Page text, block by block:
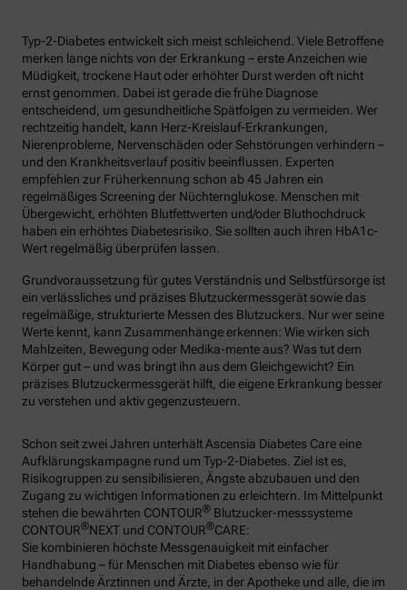
Typ-2-Diabetes entwickelt sich meist schleichend. Viele Betroffene
merken lange nichts von der Erkrankung – erste Anzeichen wie
Müdigkeit, trockene Haut oder erhöhter Durst werden oft nicht
ernst genommen. Dabei ist gerade die frühe Diagnose
entscheidend, um gesundheitliche Spätfolgen zu vermeiden. Wer
rechtzeitig handelt, kann Herz-Kreislauf-Erkrankungen,
Nierenprobleme, Nervenschäden oder Sehstörungen verhindern –
und den Krankheitsverlauf positiv beeinflussen. Experten
empfehlen zur Früherkennung schon ab 45 Jahren ein
regelmäßiges Screening der Nüchternglukose. Menschen mit
Übergewicht, erhöhten Blutfettwerten und/oder Bluthochdruck
haben ein erhöhtes Diabetesrisiko. Sie sollten auch ihren HbA1c-
Wert regelmäßig überprüfen lassen.
Grundvoraussetzung für gutes Verständnis und Selbstfürsorge ist
ein verlässliches und präzises Blutzuckermessgerät sowie das
regelmäßige, strukturierte Messen des Blutzuckers. Nur wer seine
Werte kennt, kann Zusammenhänge erkennen: Wie wirken sich
Mahlzeiten, Bewegung oder Medika-mente aus? Was tut dem
Körper gut – und was bringt ihn aus dem Gleichgewicht? Ein
präzises Blutzuckermessgerät hilft, die eigene Erkrankung besser
zu verstehen und aktiv gegenzusteuern.
Schon seit zwei Jahren unterhält Ascensia Diabetes Care eine
Aufklärungskampagne rund um Typ-2-Diabetes. Ziel ist es,
Risikogruppen zu sensibilisieren, Ängste abzubauen und den
Zugang zu wichtigen Informationen zu erleichtern. Im Mittelpunkt
stehen die bewährten CONTOUR® Blutzucker-messsysteme
CONTOUR®NEXT und CONTOUR®CARE:
Sie kombinieren höchste Messgenauigkeit mit einfacher
Handhabung – für Menschen mit Diabetes ebenso wie für
behandelnde Ärztinnen und Ärzte, in der Apotheke und alle, die im